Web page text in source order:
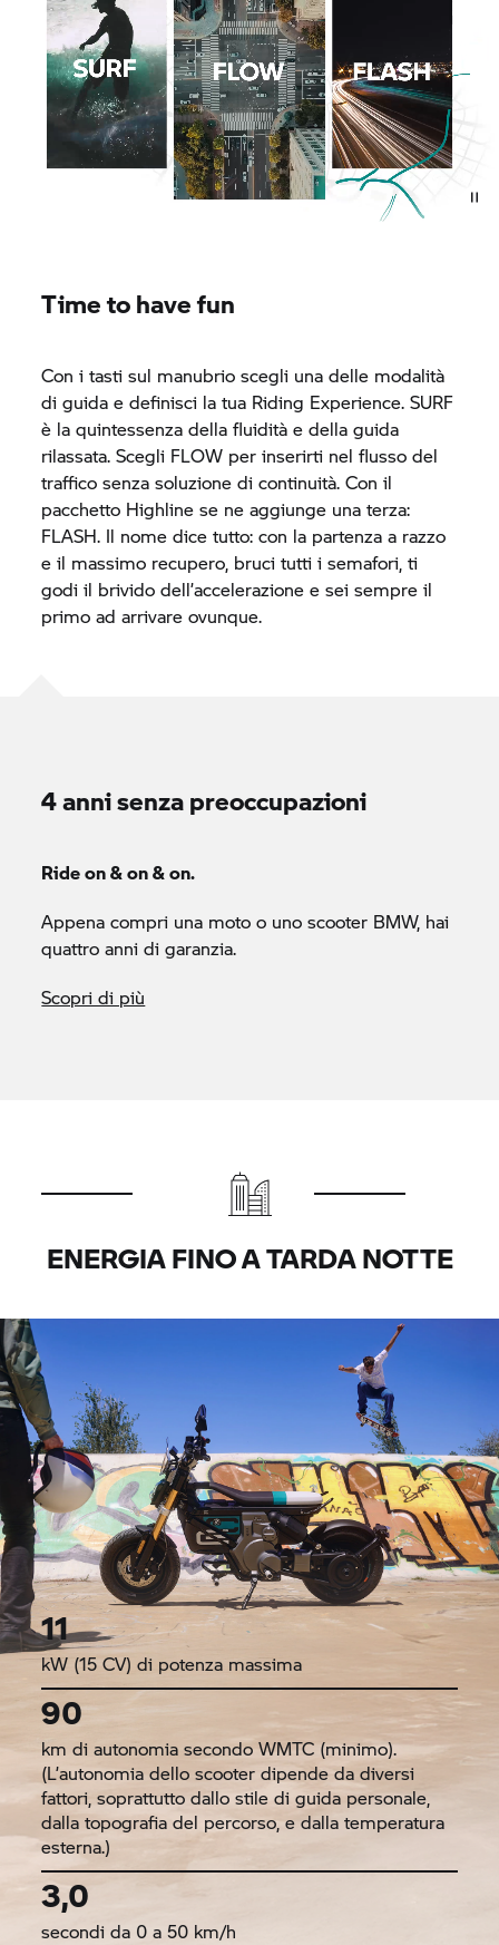
Time to have fun
Con i tasti sul manubrio scegli una delle modalità
di guida e definisci la tua Riding Experience. SURF
è la quintessenza della fluidità e della guida
rilassata. Scegli FLOW per inserirti nel flusso del
traffico senza soluzione di continuità. Con il
pacchetto Highline se ne aggiunge una terza:
FLASH. Il nome dice tutto: con la partenza a razzo
e il massimo recupero, bruci tutti i semafori, ti
godi il brivido dell’accelerazione e sei sempre il
primo ad arrivare ovunque.
4 anni senza preoccupazioni
Ride on & on & on.
Appena compri una moto o uno scooter BMW, hai
quattro anni di garanzia.
Scopri di più
ENERGIA FINO A TARDA NOTTE
11
kW (15 CV) di potenza massima
90
km di autonomia secondo WMTC (minimo).
(L’autonomia dello scooter dipende da diversi
fattori, soprattutto dallo stile di guida personale,
dalla topografia del percorso, e dalla temperatura
esterna.)
3,0
secondi da 0 a 50 km/h